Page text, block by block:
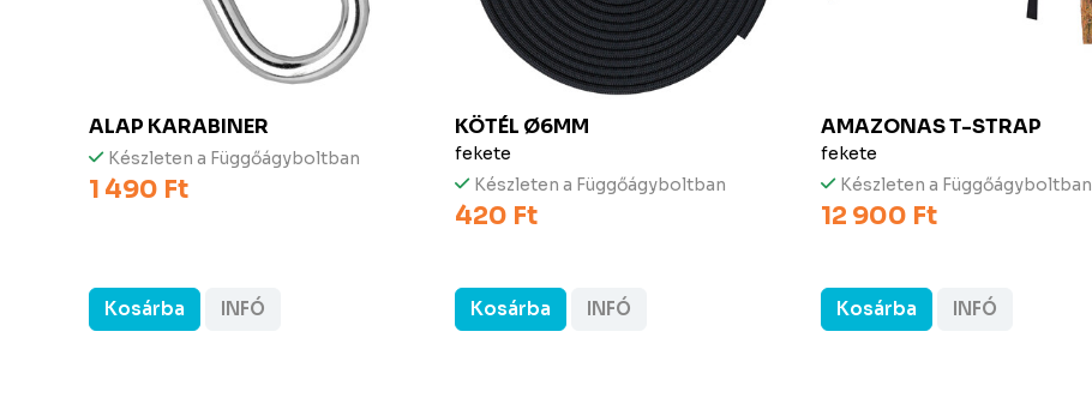
ALAP KARABINER
Készleten a Függőágyboltban
1 490 Ft
Kosárba INFÓ
KÖTÉL Ø6MM
fekete
Készleten a Függőágyboltban
420 Ft
Kosárba INFÓ
AMAZONAST-STRAP
fekete
Készleten a Függőágyboltban
12 900 Ft
Kosárba INFÓ